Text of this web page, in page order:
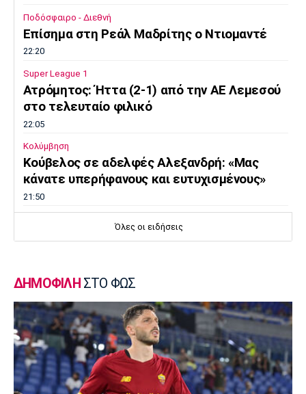
Ποδόσφαιρο - Διεθνή
Επίσημα στη Ρεάλ Μαδρίτης ο Ντιομαντέ
22:20
Super League 1
Ατρόμητος: Ήττα (2-1) από την ΑΕ Λεμεσού
στο τελευταίο φιλικό
22:05
Κολύμβηση
Κούβελος σε αδελφές Αλεξανδρή: «Μας
κάνατε υπερήφανους και ευτυχισμένους»
21:50
Ο Ζορζίνιο στον Πανσερραϊκό
Ουρουγουάη: Ο Φορλάν νέος προπονητής της
εθνικής
21:20
Ποδόσφαιρο - Διεθνή
PSV Αϊντχόφεν: Επίσημο του Κόστιτς
21:05
Όλες οι ειδήσεις
ΔΗΜΟΦΙΛΗ ΣΤΟ ΦΩΣ